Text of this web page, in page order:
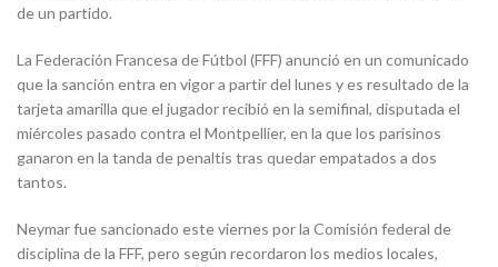
de un partido.
La Federación Francesa de Fútbol (FFF) anunció en un comunicado
que la sanción entra en vigor a partir del lunes y es resultado de la
tarjeta amarilla que el jugador recibió en la semifinal, disputada el
miércoles pasado contra el Montpellier, en la que los parisinos
ganaron en la tanda de penaltis tras quedar empatados a dos
tantos.
Neymar fue sancionado este viernes por la Comisión federal de
disciplina de la FFF, pero según recordaron los medios locales,